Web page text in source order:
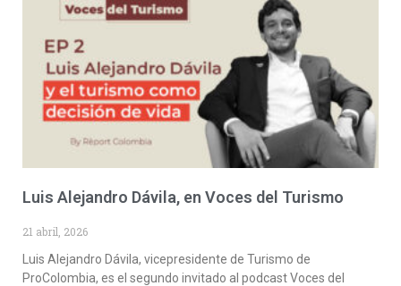
Luis Alejandro Dávila, en Voces del Turismo
21 abril, 2026
Luis Alejandro Dávila, vicepresidente de Turismo de
ProColombia, es el segundo invitado al podcast Voces del